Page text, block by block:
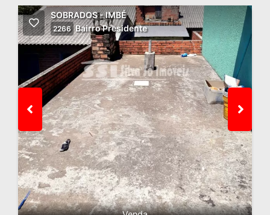
SOBRADOS - IMBÉ
2266 Bairro Presidente